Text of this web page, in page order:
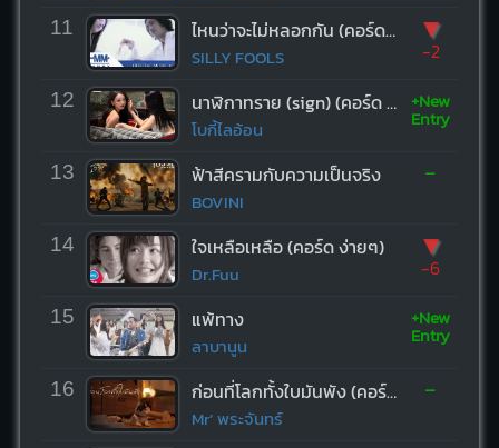
11 ไหนว่าจะไม่หลอกกัน (คอร์ด ง่ายๆ)
SILLY FOOLS
▼
-2
12 นาฬิกาทราย (sign) (คอร์ด ง่ายๆ)
โบกี้ไลอ้อน
+New
Entry
13 ฟ้าสีครามกับความเป็นจริง
BOVINI
-
14 ใจเหลือเหลือ (คอร์ด ง่ายๆ)
Dr.Fuu
▼
-6
15 แพ้ทาง
ลาบานูน
+New
Entry
16 ก่อนที่โลกทั้งใบมันพัง (คอร์ด ง่ายๆ)
Mr’ พระจันทร์
-